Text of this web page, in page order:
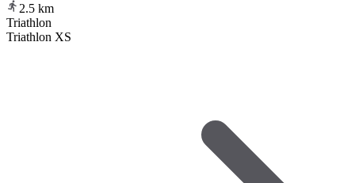
2.5 km
Triathlon
Triathlon XS